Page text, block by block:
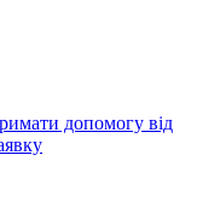
допомогу від